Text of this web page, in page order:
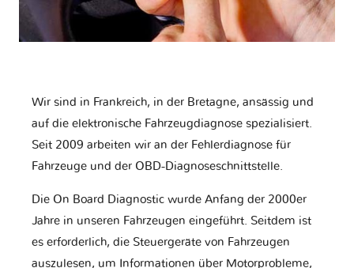
Wir sind in Frankreich, in der Bretagne, ansässig und
auf die elektronische Fahrzeugdiagnose spezialisiert.
Seit 2009 arbeiten wir an der Fehlerdiagnose für
Fahrzeuge und der OBD-Diagnoseschnittstelle.
Die On Board Diagnostic wurde Anfang der 2000er
Jahre in unseren Fahrzeugen eingeführt. Seitdem ist
es erforderlich, die Steuergeräte von Fahrzeugen
auszulesen, um Informationen über Motorprobleme,